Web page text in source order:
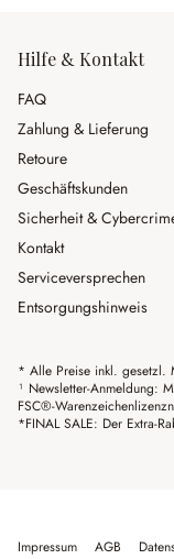
Hilfe & Kontakt
FAQ
Zahlung & Lieferung
Retoure
Geschäftskunden
Sicherheit &
Kontakt
Serviceversprechen
Entsorgungshinweis
* Alle Preise inkl. gesetzl.
¹ Newsletter-Anmeldung:
FSC®-
*FINAL SALE: Der Extra-
Impressum AGB